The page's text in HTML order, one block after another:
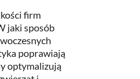
firm
jaki sposób
poprawiają
optymalizują